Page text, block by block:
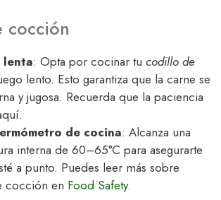
cocción
lenta: Opta por cocinar tu codillo de
lento. Esto garantiza que la carne se
y jugosa. Recuerda que la paciencia
de cocina: Alcanza una
interna de 60–65°C para asegurarte
a punto. Puedes leer más sobre
cocción en Food Safety.